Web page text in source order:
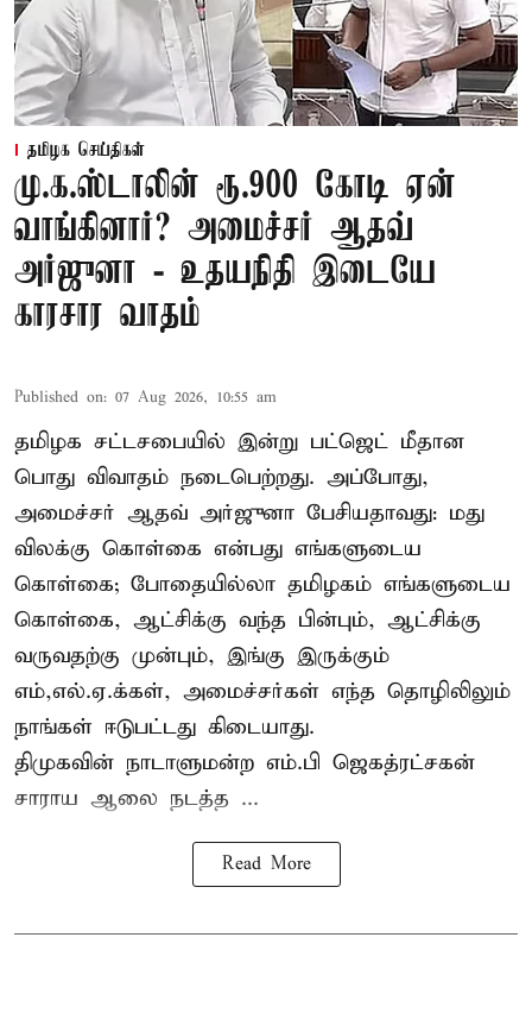
தமிழக செய்திகள்
மு.க.ஸ்டாலின் ரூ.900 கோடி ஏன்
வாங்கினார்? அமைச்சர் ஆதவ்
அர்ஜுனா - உதயநிதி இடையே
காரசார வாதம்
Published on: 07 Aug 2026, 10:55 am
தமிழக சட்டசபையில் இன்று பட்ஜெட் மீதான
பொது விவாதம் நடைபெற்றது. அப்போது,
அமைச்சர் ஆதவ் அர்ஜுனா பேசியதாவது: மது
விலக்கு கொள்கை என்பது எங்களுடைய
கொள்கை; போதையில்லா தமிழகம் எங்களுடைய
கொள்கை, ஆட்சிக்கு வந்த பின்பும், ஆட்சிக்கு
வருவதற்கு முன்பும், இங்கு இருக்கும்
எம்,எல்.ஏ.க்கள், அமைச்சர்கள் எந்த தொழிலிலும்
நாங்கள் ஈடுபட்டது கிடையாது.
திமுகவின் நாடாளுமன்ற எம்.பி ஜெகத்ரட்சகன்
சாராய ஆலை நடத்த ...
Read More